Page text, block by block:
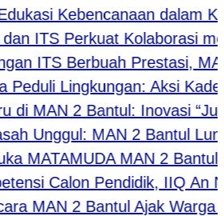
Kebencanaan dalam
ITS Perkuat Kolaborasi
ITS Berbuah Prestasi, MAN
Lingkungan: Aksi Kader
MAN 2 Bantul: Inovasi
Unggul: MAN 2 Bantul
MATAMUDA MAN 2 Bantul
Calon Pendidik, IIQ An
MAN 2 Bantul Ajak Warga